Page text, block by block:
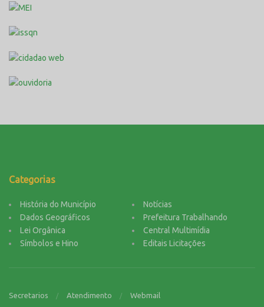
Categorias
História do Município
Dados Geográficos
Lei Orgânica
Símbolos e Hino
Notícias
Prefeitura Trabalhando
Central Multimídia
Editais Licitações
Secretarios Atendimento Webmail